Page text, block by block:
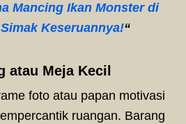
Mancing Ikan Monster di
Keseruannya!“
atau Meja Kecil
foto atau papan motivasi
ruangan. Barang